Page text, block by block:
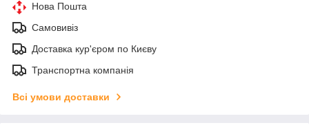
Нова Пошта
Самовивіз
Доставка кур'єром по Києву
Транспортна компанія
Всі умови доставки